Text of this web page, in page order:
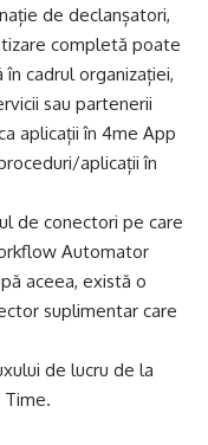
de declanșatori,
completă poate
cadrul organizației,
sau partenerii
aplicații în 4me App
aplicații în
de conectori pe care
Automator
aceea, există o
suplimentar care
de lucru de la
Time.